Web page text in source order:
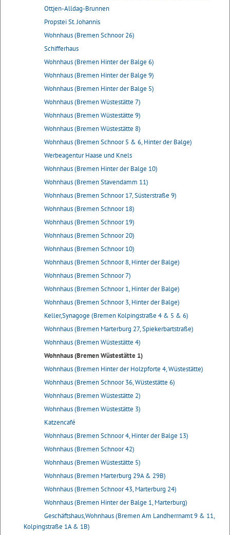
Ottjen-Alldag-Brunnen
Propstei St. Johannis
Wohnhaus (Bremen Schnoor 26)
Schifferhaus
Wohnhaus (Bremen Hinter der Balge 6)
Wohnhaus (Bremen Hinter der Balge 9)
Wohnhaus (Bremen Hinter der Balge 5)
Wohnhaus (Bremen Wüstestätte 7)
Wohnhaus (Bremen Wüstestätte 9)
Wohnhaus (Bremen Wüstestätte 8)
Wohnhaus (Bremen Schnoor 5 & 6, Hinter der Balge)
Werbeagentur Haase und Knels
Wohnhaus (Bremen Hinter der Balge 10)
Wohnhaus (Bremen Stavendamm 11)
Wohnhaus (Bremen Schnoor 17, Süsterstraße 9)
Wohnhaus (Bremen Schnoor 18)
Wohnhaus (Bremen Schnoor 19)
Wohnhaus (Bremen Schnoor 20)
Wohnhaus (Bremen Schnoor 10)
Wohnhaus (Bremen Schnoor 8, Hinter der Balge)
Wohnhaus (Bremen Schnoor 7)
Wohnhaus (Bremen Schnoor 1, Hinter der Balge)
Wohnhaus (Bremen Schnoor 3, Hinter der Balge)
Keller,Synagoge (Bremen Kolpingstraße 4 & 5 & 6)
Wohnhaus (Bremen Marterburg 27, Spiekerbartstraße)
Wohnhaus (Bremen Wüstestätte 4)
Wohnhaus (Bremen Wüstestätte 1)
Wohnhaus (Bremen Hinter der Holzpforte 4, Wüstestätte)
Wohnhaus (Bremen Schnoor 36, Wüstestätte 6)
Wohnhaus (Bremen Wüstestätte 2)
Wohnhaus (Bremen Wüstestätte 3)
Katzencafé
Wohnhaus (Bremen Schnoor 4, Hinter der Balge 13)
Wohnhaus (Bremen Schnoor 42)
Wohnhaus (Bremen Wüstestätte 5)
Wohnhaus (Bremen Marterburg 29A & 29B)
Wohnhaus (Bremen Schnoor 43, Marterburg 24)
Wohnhaus (Bremen Hinter der Balge 1, Marterburg)
Geschäftshaus,Wohnhaus (Bremen Am Landherrnamt 9 & 11,
Kolpingstraße 1A & 1B)